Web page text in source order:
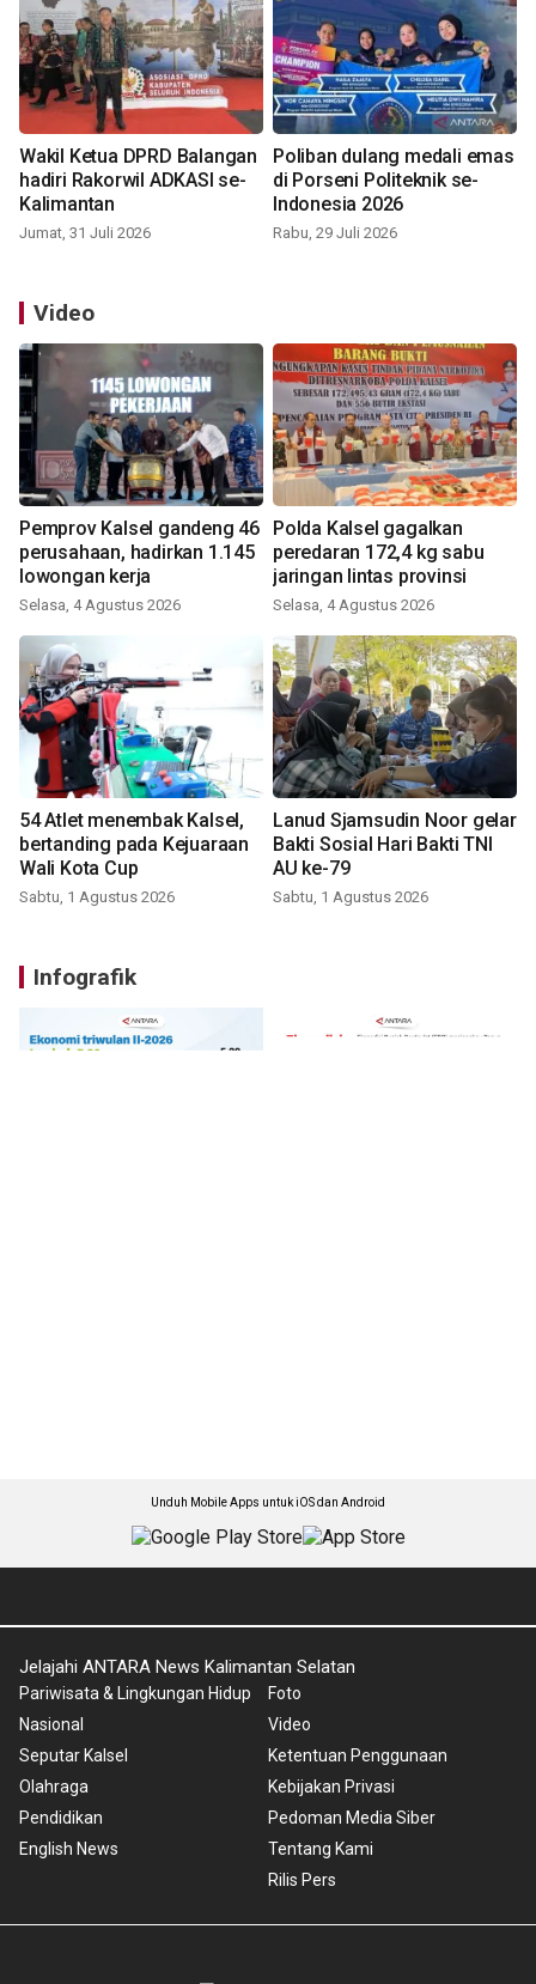
Wakil Ketua DPRD Balangan
hadiri Rakorwil ADKASI se-
Kalimantan
Jumat, 31 Juli 2026
Poliban dulang medali emas
di Porseni Politeknik se-
Indonesia 2026
Rabu, 29 Juli 2026
Video
Pemprov Kalsel gandeng 46
perusahaan, hadirkan 1.145
lowongan kerja
Selasa, 4 Agustus 2026
Polda Kalsel gagalkan
peredaran 172,4 kg sabu
jaringan lintas provinsi
Selasa, 4 Agustus 2026
54 Atlet menembak Kalsel,
bertanding pada Kejuaraan
Wali Kota Cup
Sabtu, 1 Agustus 2026
Lanud Sjamsudin Noor gelar
Bakti Sosial Hari Bakti TNI
AU ke-79
Sabtu, 1 Agustus 2026
Infografik
Unduh Mobile Apps untuk iOS dan Android
Jelajahi ANTARA News Kalimantan Selatan
Pariwisata & Lingkungan Hidup
Nasional
Seputar Kalsel
Olahraga
Pendidikan
English News
Foto
Video
Ketentuan Penggunaan
Kebijakan Privasi
Pedoman Media Siber
Tentang Kami
Rilis Pers